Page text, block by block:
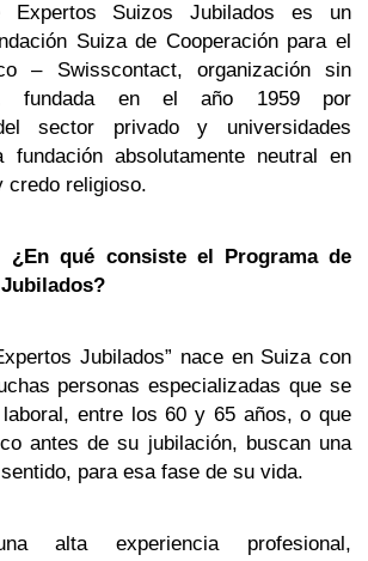
Expertos Suizos Jubilados es un
Suiza de Cooperación para el
– Swisscontact, organización sin
fundada en el año 1959 por
sector privado y universidades
fundación absolutamente neutral en
credo religioso.
¿En qué consiste el Programa de
Jubilados” nace en Suiza con
personas especializadas que se
entre los 60 y 65 años, o que
antes de su jubilación, buscan una
para esa fase de su vida.
alta experiencia profesional,